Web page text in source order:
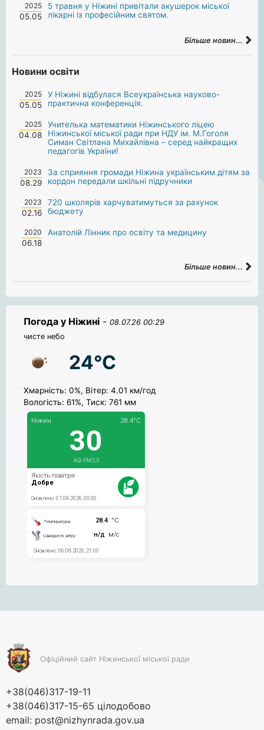
2025
05.05
5 травня у Ніжині привітали акушерок міської
лікарні із професійним святом.
Більше новин...
Новини освіти
2025
05.05
У Ніжині відбулася Всеукраїнська науково-
практична конференція.
2025
04.08
Учителька математики Ніжинського ліцею
Ніжинської міської ради при НДУ ім. М.Гоголя
Симан Світлана Михайлівна – серед найкращих
педагогів України!
2023
08.29
За сприяння громади Ніжина українським дітям за
кордон передали шкільні підручники
2023
02.16
720 школярів харчуватимуться за рахунок
бюджету
2020
06.18
Анатолій Лінник про освіту та медицину
Більше новин...
Погода у Ніжині - 08.07.26 00:29
чисте небо
24°C
Хмарність: 0%, Вітер: 4.01 км/год
Вологість: 61%, Тиск: 761 мм
Офіційний сайт Ніжинської міської ради
+38(046)317-19-11
+38(046)317-15-65 цілодобово
email: post@nizhynrada.gov.ua